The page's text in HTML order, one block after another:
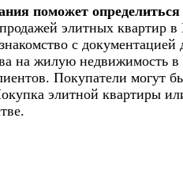
поможет определиться
элитных квартир
с
на жилую недвижимость
Покупатели могут
элитной квартиры